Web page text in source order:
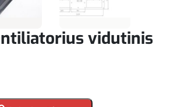
vidutinis